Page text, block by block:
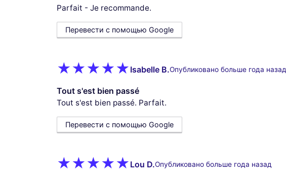
Parfait - Je recommande.
Перевести с помощью Google
Isabelle B.Опубликовано больше года назад
Tout s'est bien passé
Tout s'est bien passé. Parfait.
Перевести с помощью Google
Lou D.Опубликовано больше года назад